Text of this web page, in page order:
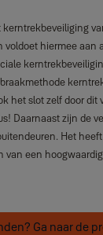
kerntrekbeveiliging
voldoet hiermee aan
het slot zelf door dit
Daarnaast zijn de
Het
van een
Ga naar de